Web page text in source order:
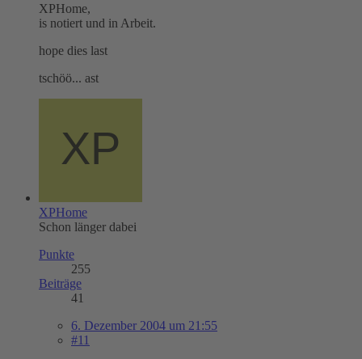
XPHome,
is notiert und in Arbeit.
hope dies last
tschöö... ast
XPHome
Schon länger dabei
Punkte
255
Beiträge
41
6. Dezember 2004 um 21:55
#11